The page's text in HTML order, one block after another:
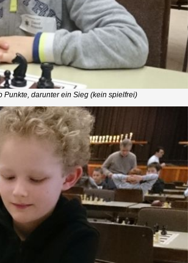
darunter ein Sieg (kein spielfrei)